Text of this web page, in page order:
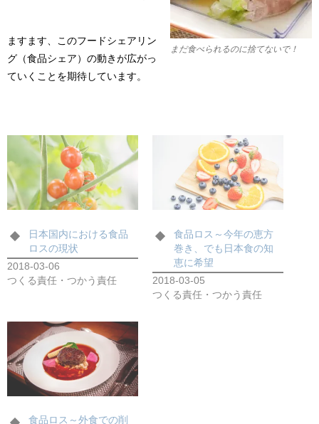
まだ食べられるのに捨てないで！
ますます、このフードシェアリン
グ（食品シェア）の動きが広がっ
ていくことを期待しています。
日本国内における食品
ロスの現状
2018-03-06
つくる責任・つかう責任
食品ロス～今年の恵方
巻き、でも日本食の知
恵に希望
2018-03-05
つくる責任・つかう責任
食品ロス～外食での削